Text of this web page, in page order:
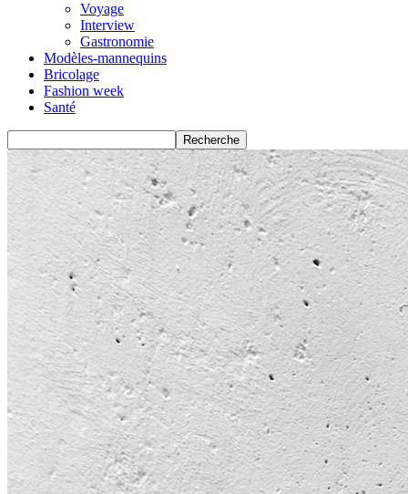
Voyage
Interview
Gastronomie
Modèles-mannequins
Bricolage
Fashion week
Santé